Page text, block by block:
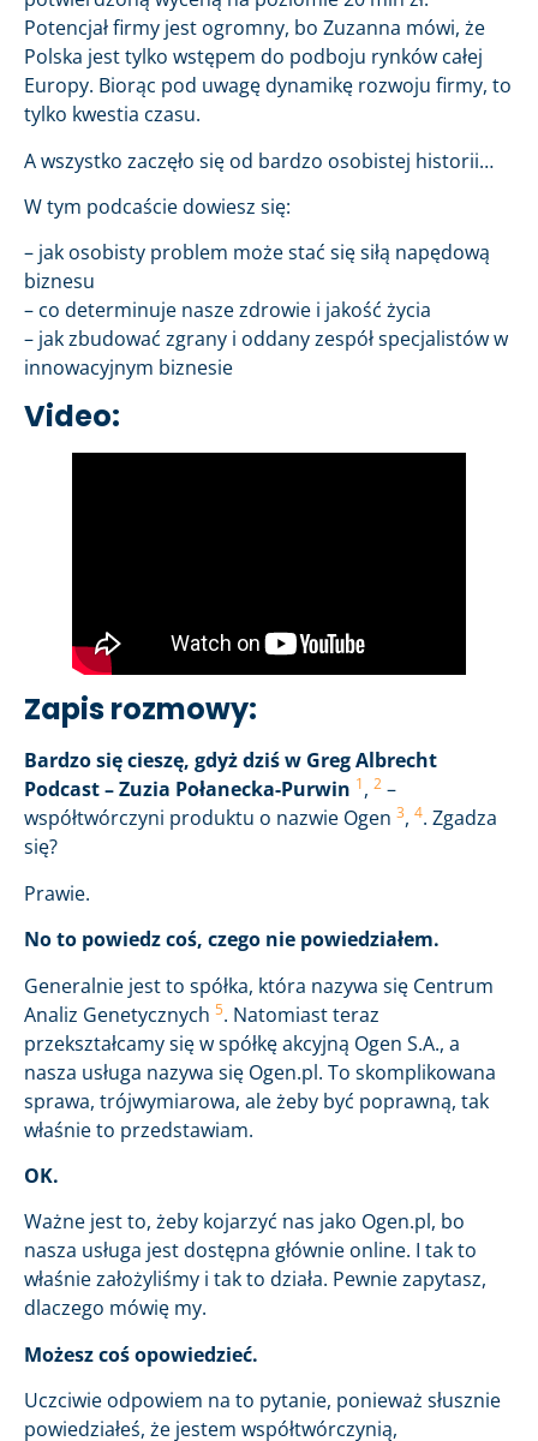
Potencjał firmy jest ogromny, bo Zuzanna mówi, że
Polska jest tylko wstępem do podboju rynków całej
Europy. Biorąc pod uwagę dynamikę rozwoju firmy, to
tylko kwestia czasu.
A wszystko zaczęło się od bardzo osobistej historii…
W tym podcaście dowiesz się:
– jak osobisty problem może stać się siłą napędową
biznesu
– co determinuje nasze zdrowie i jakość życia
– jak zbudować zgrany i oddany zespół specjalistów w
innowacyjnym biznesie
Video:
Zapis rozmowy:
Bardzo się cieszę, gdyż dziś w Greg Albrecht
Podcast – Zuzia Połanecka-Purwin 1, 2 –
współtwórczyni produktu o nazwie Ogen 3, 4. Zgadza
się?
Prawie.
No to powiedz coś, czego nie powiedziałem.
Generalnie jest to spółka, która nazywa się Centrum
Analiz Genetycznych 5. Natomiast teraz
przekształcamy się w spółkę akcyjną Ogen S.A., a
nasza usługa nazywa się Ogen.pl. To skomplikowana
sprawa, trójwymiarowa, ale żeby być poprawną, tak
właśnie to przedstawiam.
OK.
Ważne jest to, żeby kojarzyć nas jako Ogen.pl, bo
nasza usługa jest dostępna głównie online. I tak to
właśnie założyliśmy i tak to działa. Pewnie zapytasz,
dlaczego mówię my.
Możesz coś opowiedzieć.
Uczciwie odpowiem na to pytanie, ponieważ słusznie
powiedziałeś, że jestem współtwórczynią,